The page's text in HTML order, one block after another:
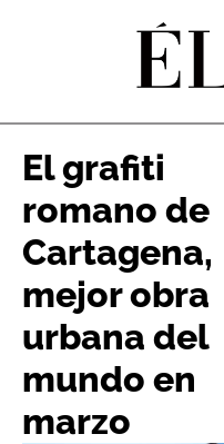
El grafiti
romano de
Cartagena,
mejor obra
urbana del
mundo en
marzo